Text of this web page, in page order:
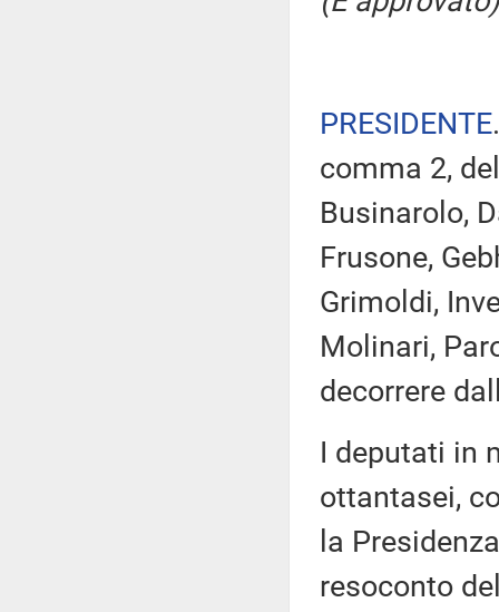
PRESIDENTE
comma 2,
Businarolo,
Frusone,
Grimoldi,
Molinari,
decorrere
I deputati in
ottantasei,
la
resoconto